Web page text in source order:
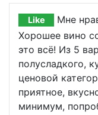
Like
Мне
Хорошее вино
это всё! Из 5
полусладкого,
ценовой
приятное,
минимум,